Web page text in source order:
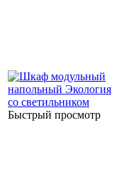
Быстрый просмотр